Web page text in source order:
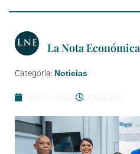
La Nota Económica
Categoría: Noticias